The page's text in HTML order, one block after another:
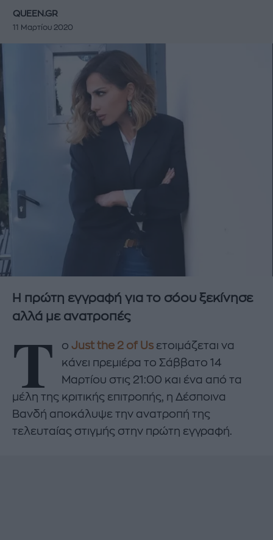
QUEEN.GR
11 Μαρτίου 2020
Η πρώτη εγγραφή για το σόου ξεκίνησε
αλλά με ανατροπές
Τ οJust the 2 of Us ετοιμάζεται να
κάνει πρεμιέρα το Σάββατο 14
Μαρτίου στις 21:00 και ένα από τα
μέλη της κριτικής επιτροπής, η Δέσποινα
Βανδή αποκάλυψε την ανατροπή της
τελευταίας στιγμής στην πρώτη εγγραφή.